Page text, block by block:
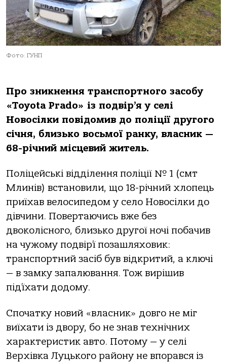
Фото: ГУНП
Про зникнення транспортного засобу
«Toyota Prado» із подвір’я у селі
Новосілки повідомив до поліції другого
січня, близько восьмої ранку, власник —
68-річний місцевий житель.
Поліцейські відділення поліції № 1 (смт
Млинів) встановили, що 18-річний хлопець
приїхав велосипедом у село Новосілки до
дівчини. Повертаючись вже без
двоколісного, близько другої ночі побачив
на чужому подвір’ї позашляховик:
транспортний засіб був відкритий, а ключі
— в замку запалювання. Тож вирішив
під’їхати додому.
Спочатку новий «власник» довго не міг
виїхати із двору, бо не знав технічних
характеристик авто. Потому — у селі
Верхівка Луцького району не впорався із